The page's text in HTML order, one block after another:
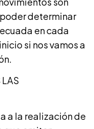
determinar
en cada
si nos vamos a
a la realización de